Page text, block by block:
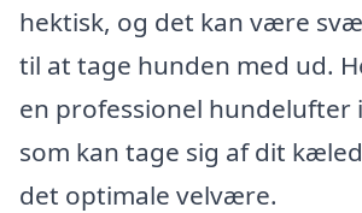
hektisk, og det kan være
til at tage hunden med ud.
en professionel hundelufter
som kan tage sig af dit
det optimale velvære.